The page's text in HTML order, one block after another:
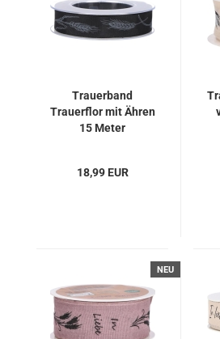
Trauerband
Trauerflor mit Ähren
15 Meter
18,99 EUR
NEU